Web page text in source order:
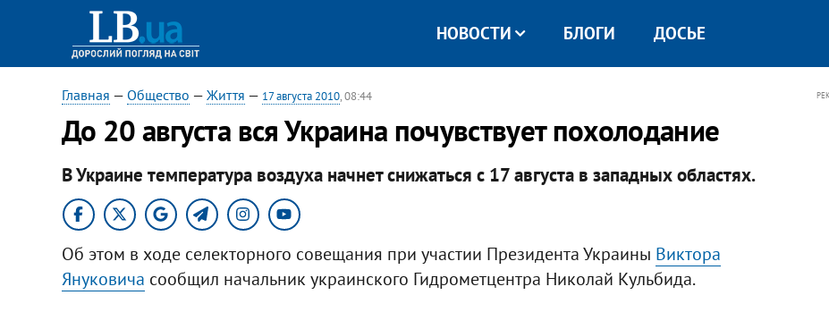
НОВОСТИ БЛОГИ ДОСЬЕ
Главная — Общество — Життя — 17 августа 2010, 08:44
До 20 августа вся Украина почувствует похолодание
В Украине температура воздуха начнет снижаться с 17 августа в западных областях. ​
Об этом в ходе селекторного совещания при участии Президента Украины Виктора
Януковича сообщил начальник украинского Гидрометцентра Николай Кульбида.